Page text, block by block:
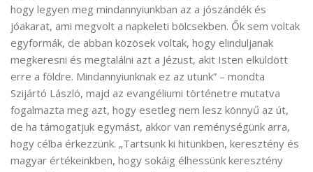
hogy legyen meg mindannyiunkban az a jószándék és
jóakarat, ami megvolt a napkeleti bölcsekben. Ők sem voltak
egyformák, de abban közösek voltak, hogy elinduljanak
megkeresni és megtalálni azt a Jézust, akit Isten elküldött
erre a földre. Mindannyiunknak ez az utunk” – mondta
Szijártó László, majd az evangéliumi történetre mutatva
fogalmazta meg azt, hogy esetleg nem lesz könnyű az út,
de ha támogatjuk egymást, akkor van reménységünk arra,
hogy célba érkezzünk. „Tartsunk ki hitünkben, keresztény és
magyar értékeinkben, hogy sokáig élhessünk keresztény